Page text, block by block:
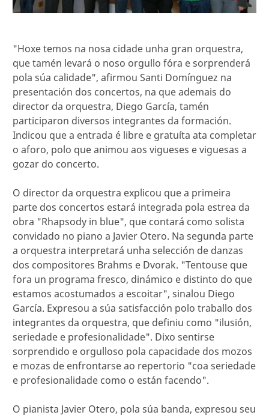
"Hoxe temos na nosa cidade unha gran orquestra,
que tamén levará o noso orgullo fóra e sorprenderá
pola súa calidade", afirmou Santi Domínguez na
presentación dos concertos, na que ademais do
director da orquestra, Diego García, tamén
participaron diversos integrantes da formación.
Indicou que a entrada é libre e gratuíta ata completar
o aforo, polo que animou aos vigueses e viguesas a
gozar do concerto.
O director da orquestra explicou que a primeira
parte dos concertos estará integrada pola estrea da
obra "Rhapsody in blue", que contará como solista
convidado no piano a Javier Otero. Na segunda parte
a orquestra interpretará unha selección de danzas
dos compositores Brahms e Dvorak. "Tentouse que
fora un programa fresco, dinámico e distinto do que
estamos acostumados a escoitar", sinalou Diego
García. Expresou a súa satisfacción polo traballo dos
integrantes da orquestra, que definiu como "ilusión,
seriedade e profesionalidade". Dixo sentirse
sorprendido e orgulloso pola capacidade dos mozos
e mozas de enfrontarse ao repertorio "coa seriedade
e profesionalidade como o están facendo".
O pianista Javier Otero, pola súa banda, expresou seu